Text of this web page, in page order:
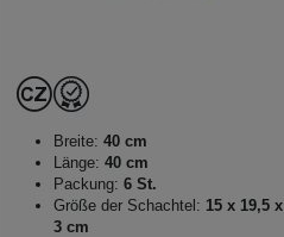
Breite: 40 cm
Länge: 40 cm
Packung: 6 St.
Größe der Schachtel: 15 x 19,5 x
3 cm